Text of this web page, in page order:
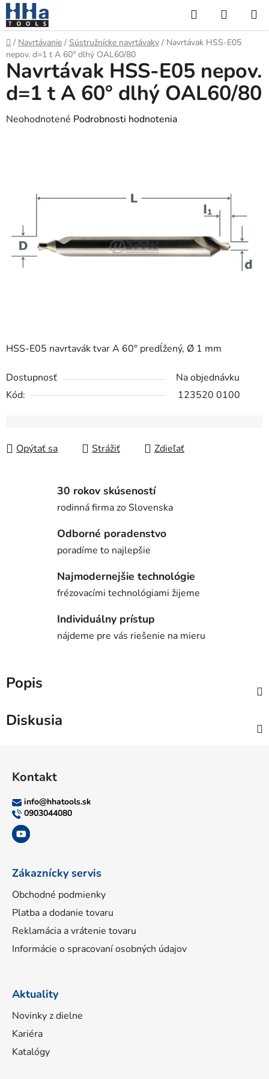
Prejsť
na
obsah
Hľadať
KOŠÍK
Domov
/ Navrtávanie / Sústružnícke navrtávaky / Navrtávak HSS-E05
nepov. d=1 t A 60° dlhý OAL60/80
HSS-E05 navrtavák tvar A 60° predĺžený, Ø 1 mm
Dostupnosť
Na objednávku
Kód:
123520 0100
Opýtať sa Strážiť Zdieľať
Navrtávak HSS-E05 nepov.
d=1 t A 60° dlhý OAL60/80
Priemerné
hviezdičiek.
Neohodnotené Podrobnosti hodnotenia
30 rokov skúseností
rodinná firma zo Slovenska
Odborné poradenstvo
poradíme to najlepšie
Najmodernejšie technológie
frézovacími technológiami žijeme
Individuálny prístup
nájdeme pre vás riešenie na mieru
Popis
Diskusia
Kontakt
info@hhatools.sk
0903044080
Zákaznícky servis
Obchodné podmienky
Platba a dodanie tovaru
Reklamácia a vrátenie tovaru
Informácie o spracovaní osobných údajov
Aktuality
Novinky z dielne
Kariéra
Katalógy